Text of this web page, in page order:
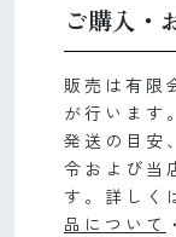
ご購入・
販売は有限
が行います
発送の目安
令および当
す。詳しく
品について ・